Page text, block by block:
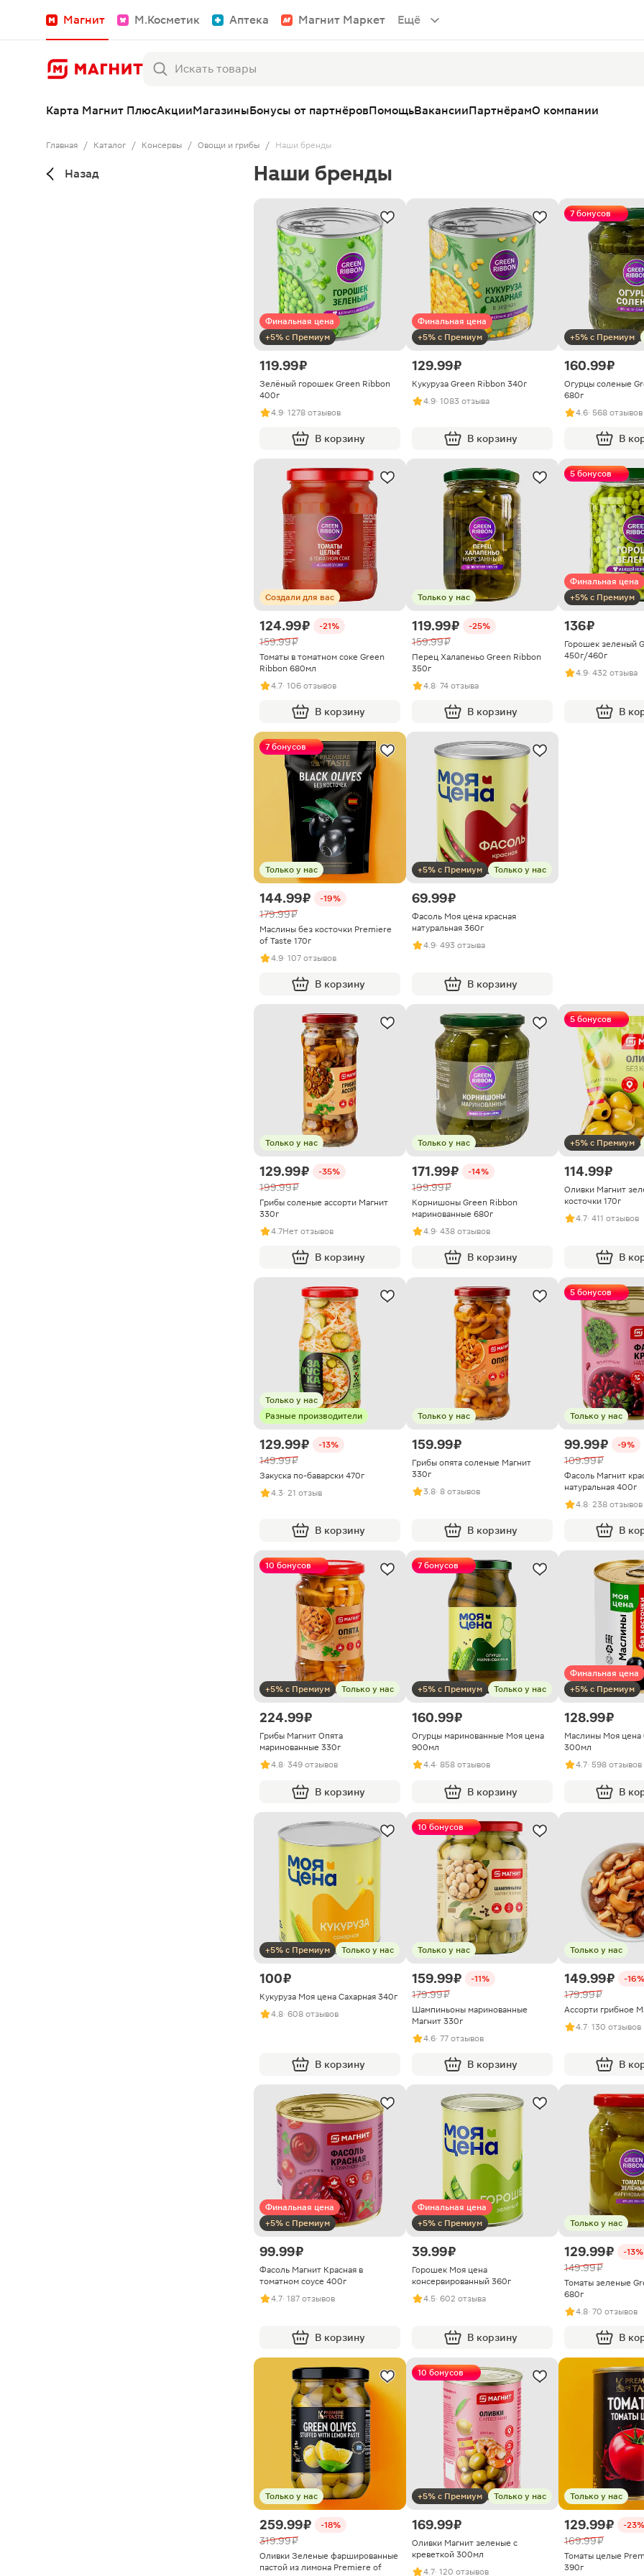
Магнит М.Косметик Аптека Магнит Маркет Ещё
Карта Магнит ПлюсАкцииМагазиныБонусы от партнёровПомощьВакансииПартнёрамО компании
Главная / Каталог / Консервы / Овощи и грибы / Наши бренды
Назад Наши бренды
Финальная цена
+5% с Премиум
119.99 ₽
Зелёный горошек Green Ribbon
400г
4.9· 1278 отзывов
В корзину
Финальная цена
+5% с Премиум
129.99 ₽
Кукуруза Green Ribbon 340г
4.9· 1083 отзыва
В корзину
7 бонусов
+5% с Премиум
160.99 ₽
Огурцы соленые
680г
4.6· 568 отзывов
В
Создали для вас
124.99 ₽ -21%
159.99 ₽
Томаты в томатном соке Green
Ribbon 680мл
4.7· 106 отзывов
В корзину
Только у нас
119.99 ₽ -25%
159.99 ₽
Перец Халапеньо Green Ribbon
350г
4.8· 74 отзыва
В корзину
5 бонусов
Финальная цена
+5% с Премиум
136 ₽
Горошек зеленый
450г/460г
4.9· 432 отзыва
В
7 бонусов
Только у нас
144.99 ₽ -19%
179.99 ₽
Маслины без косточки Premiere
of Taste 170г
4.9· 107 отзывов
В корзину
+5% с Премиум Только у нас
69.99 ₽
Фасоль Моя цена красная
натуральная 360г
4.9· 493 отзыва
В корзину
Только у нас
129.99 ₽ -35%
199.99 ₽
Грибы соленые ассорти Магнит
330г
4.7Нет отзывов
В корзину
Только у нас
171.99 ₽ -14%
199.99 ₽
Корнишоны Green Ribbon
маринованные 680г
4.9· 438 отзывов
В корзину
5 бонусов
+5% с Премиум
114.99 ₽
Оливки Магнит
косточки 170г
4.7· 411 отзывов
В
Только у нас
Разные производители
129.99 ₽ -13%
149.99 ₽
Закуска по-баварски 470г
4.3· 21 отзыв
В корзину
Только у нас
159.99 ₽
Грибы опята соленые Магнит
330г
3.8· 8 отзывов
В корзину
5 бонусов
Только у нас
99.99 ₽ -9%
109.99 ₽
Фасоль Магнит
натуральная 400г
4.8· 238 отзывов
В
10 бонусов
+5% с Премиум Только у нас
224.99 ₽
Грибы Магнит Опята
маринованные 330г
4.8· 349 отзывов
В корзину
7 бонусов
+5% с Премиум Только у нас
160.99 ₽
Огурцы маринованные Моя цена
900мл
4.4· 858 отзывов
В корзину
Финальная цена
+5% с Премиум
128.99 ₽
Маслины Моя цена
300мл
4.7· 598 отзывов
В
+5% с Премиум Только у нас
100 ₽
Кукуруза Моя цена Сахарная 340г
4.8· 608 отзывов
В корзину
10 бонусов
Только у нас
159.99 ₽ -11%
179.99 ₽
Шампиньоны маринованные
Магнит 330г
4.6· 77 отзывов
В корзину
Только у нас
149.99 ₽ -16%
179.99 ₽
Ассорти грибное
4.7· 130 отзывов
В
Финальная цена
+5% с Премиум
99.99 ₽
Фасоль Магнит Красная в
томатном соусе 400г
4.7· 187 отзывов
В корзину
Финальная цена
+5% с Премиум
39.99 ₽
Горошек Моя цена
консервированный 360г
4.5· 602 отзыва
В корзину
Только у нас
129.99 ₽ -13%
149.99 ₽
Томаты зеленые
680г
4.8· 70 отзывов
В
Только у нас
259.99 ₽ -18%
319.99 ₽
Оливки Зеленые фаршированные
пастой из лимона Premiere of
10 бонусов
+5% с Премиум Только у нас
169.99 ₽
Оливки Магнит зеленые с
креветкой 300мл
4.7· 120 отзывов
Только у нас
129.99 ₽ -23%
169.99 ₽
Томаты целые
390г